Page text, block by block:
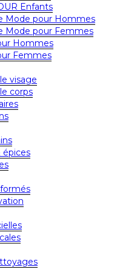
Enfants
Mode pour Hommes
Mode pour Femmes
Hommes
Femmes
visage
corps
épices